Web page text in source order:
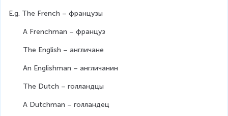
E.g. The French – французы
A Frenchman – француз
The English – англичане
An Englishman – англичанин
The Dutch – голландцы
A Dutchman – голландец